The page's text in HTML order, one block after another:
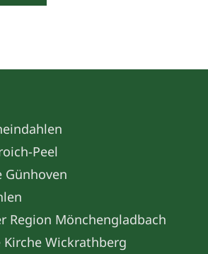
Peel
Günhoven
Region Mönchengladbach
Kirche Wickrathberg